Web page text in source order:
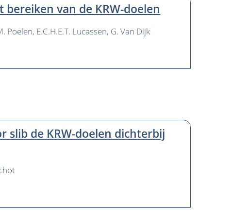
van de KRW-doelen
Poelen E.C.H.E.T. Lucassen G. Van Dijk
slib de KRW-doelen dichterbij